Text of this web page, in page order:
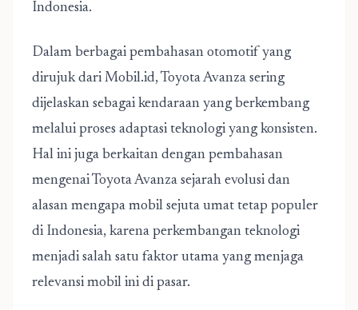
Indonesia.
Dalam berbagai pembahasan otomotif yang
dirujuk dari Mobil.id, Toyota Avanza sering
dijelaskan sebagai kendaraan yang berkembang
melalui proses adaptasi teknologi yang konsisten.
Hal ini juga berkaitan dengan pembahasan
mengenaiToyota Avanza sejarah evolusi dan
alasan mengapa mobil sejuta umat tetap populer
di Indonesia, karena perkembangan teknologi
menjadi salah satu faktor utama yang menjaga
relevansi mobil ini di pasar.